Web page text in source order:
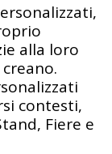
alla loro
contesti,
Fiere e